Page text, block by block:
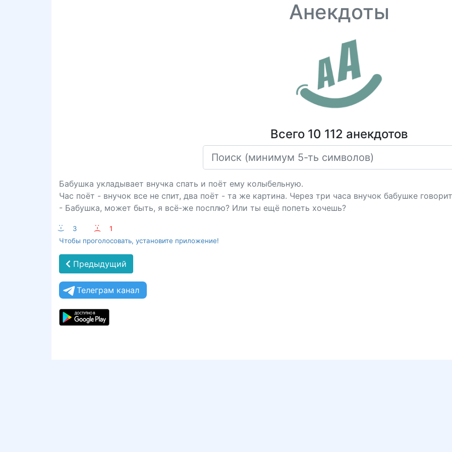
Анекдоты
Всего 10 112 анекдотов
Бабушка укладывает внучка спать и поёт ему колыбельную.
Час поёт - внучок все не спит, два поёт - та же картина. Через три часа внучок бабушке
- Бабушка, может быть, я всё-же посплю? Или ты ещё попеть хочешь?
:-) 3 :-(
1
Чтобы проголосовать, установите приложение!
Предыдущий
Телеграм канал